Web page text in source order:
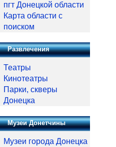
пгт Донецкой области
Карта области с
поиском
Развлечения
Театры
Кинотеатры
Парки, скверы
Донецка
Музеи Донетчины
Музеи города Донецка